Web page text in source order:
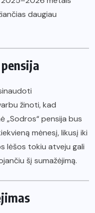
daugiau
žinoti, kad
„Sodros“ pensija bus
mėnesį, likusį iki
lėšos tokiu atveju gali
šį sumažėjimą.